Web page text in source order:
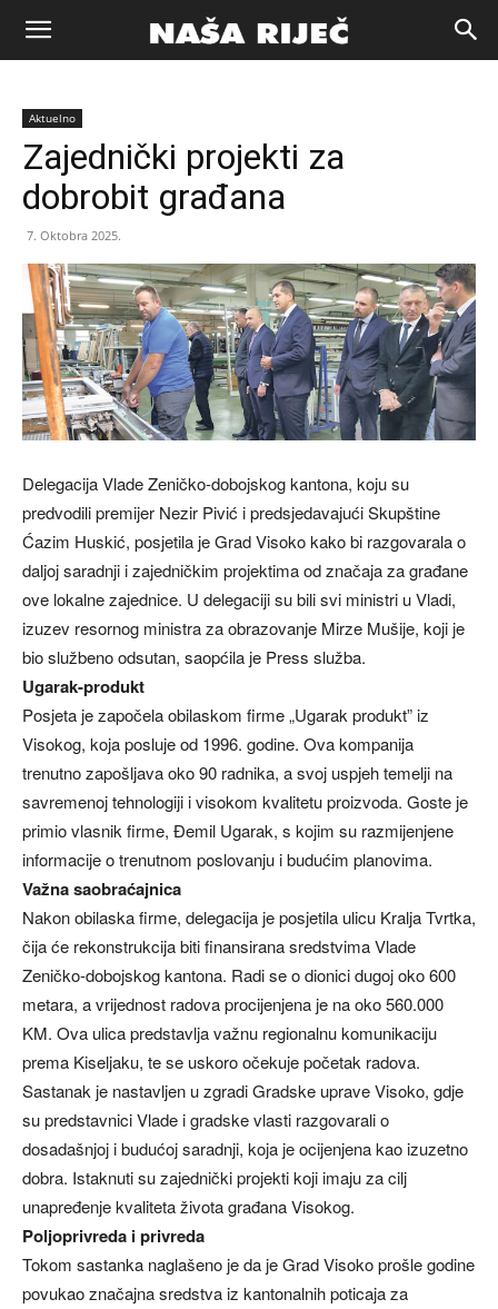
Naša
riječ
Aktuelno
Zajednički projekti za
dobrobit građana
7. Oktobra 2025.
Delegacija Vlade Zeničko-dobojskog kantona, koju su
predvodili premijer Nezir Pivić i predsjedavajući Skupštine
Ćazim Huskić, posjetila je Grad Visoko kako bi razgovarala o
daljoj saradnji i zajedničkim projektima od značaja za građane
ove lokalne zajednice. U delegaciji su bili svi ministri u Vladi,
izuzev resornog ministra za obrazovanje Mirze Mušije, koji je
bio službeno odsutan, saopćila je Press služba.
Ugarak-produkt
Posjeta je započela obilaskom firme „Ugarak produkt” iz
Visokog, koja posluje od 1996. godine. Ova kompanija
trenutno zapošljava oko 90 radnika, a svoj uspjeh temelji na
savremenoj tehnologiji i visokom kvalitetu proizvoda. Goste je
primio vlasnik firme, Đemil Ugarak, s kojim su razmijenjene
informacije o trenutnom poslovanju i budućim planovima.
Važna saobraćajnica
Nakon obilaska firme, delegacija je posjetila ulicu Kralja Tvrtka,
čija će rekonstrukcija biti finansirana sredstvima Vlade
Zeničko-dobojskog kantona. Radi se o dionici dugoj oko 600
metara, a vrijednost radova procijenjena je na oko 560.000
KM. Ova ulica predstavlja važnu regionalnu komunikaciju
prema Kiseljaku, te se uskoro očekuje početak radova.
Sastanak je nastavljen u zgradi Gradske uprave Visoko, gdje
su predstavnici Vlade i gradske vlasti razgovarali o
dosadašnjoj i budućoj saradnji, koja je ocijenjena kao izuzetno
dobra. Istaknuti su zajednički projekti koji imaju za cilj
unapređenje kvaliteta života građana Visokog.
Poljoprivreda i privreda
Tokom sastanka naglašeno je da je Grad Visoko prošle godine
povukao značajna sredstva iz kantonalnih poticaja za